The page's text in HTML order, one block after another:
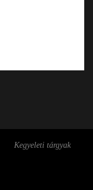
Kegyeleti tárgyak